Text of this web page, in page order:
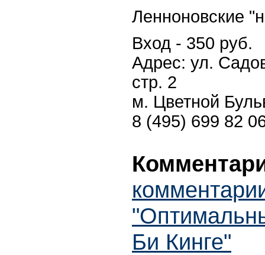
Ленноновские
Вход - 350 руб.
Адрес: ул.
стр. 2
м. Цветной
8 (495) 699 82
Би Кинге"